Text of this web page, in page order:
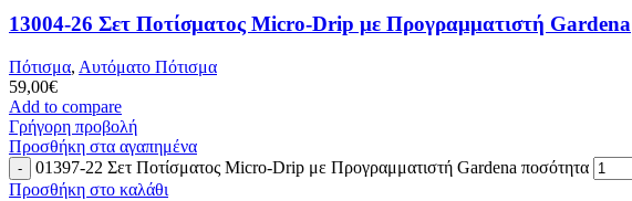
13004-26 Σετ Ποτίσματος Micro-Drip με Προγραμματιστή Gardena
Πότισμα, Αυτόματο Πότισμα
59,00€
Add to compare
Γρήγορη προβολή
Προσθήκη στα αγαπημένα
01397-22 Σετ Ποτίσματος Micro-Drip με Προγραμματιστή Gardena ποσότητα
Προσθήκη στο καλάθι